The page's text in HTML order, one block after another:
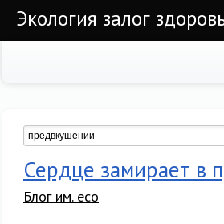
Экология залог
Сердце замирает в
Блог им. eco